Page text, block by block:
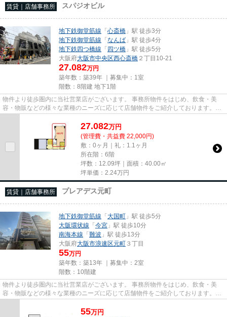
賃貸｜店舗事務所 スパジオビル
地下鉄御堂筋線 「心斎橋 」駅 徒歩3分
地下鉄御堂筋線 「なんば 」駅 徒歩4分
地下鉄四つ橋線 「四ツ橋 」駅 徒歩5分
大阪府大阪市中央区西心斎橋 ２丁目10-21
27.082万円
築年数：築39年 ｜募集中： 1室
階数：8階建 地下1階
物件より徒歩圏内に当社営業店がございます。 事務所物件をはじめ、飲食・美
容・物販などの様々な業種のニーズに応じて店舗物件をご紹介しております。
尚、弊社ではおとり広告は一切...
27.082万円
(管理費・共益費 22,000円)
敷：0ヶ月｜礼：1.1ヶ月
所在階：6階
坪数：12.09坪｜面積：40.00㎡
坪単価： 2.24万円
賃貸｜店舗事務所 プレアデス元町
地下鉄御堂筋線 「大国町 」駅 徒歩5分
大阪環状線 「今宮 」駅 徒歩10分
南海本線 「難波 」駅 徒歩13分
大阪府大阪市浪速区元町 ３丁目
55万円
築年数：築13年 ｜募集中： 2室
階数：10階建
物件より徒歩圏内に当社営業店がございます。 事務所物件をはじめ、飲食・美
容・物販などの様々な業種のニーズに応じて店舗物件をご紹介しております。
尚、弊社ではおとり広告は一切...
55万円